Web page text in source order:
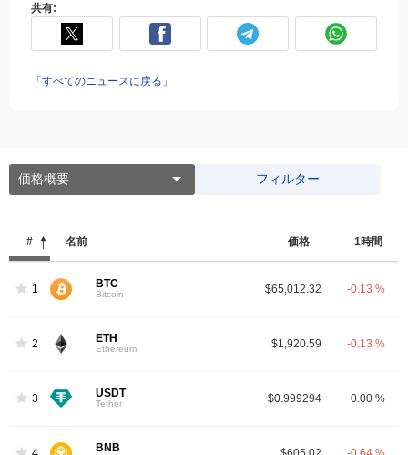
共有:
「すべてのニュースに戻る」
価格概要 フィルター
# 名前 価格 1時間
1 BTC
Bitcoin $65,012.32 -0.13 %
2 ETH
Ethereum $1,920.59 -0.13 %
3 USDT
Tether $0.999294 0.00 %
BNB